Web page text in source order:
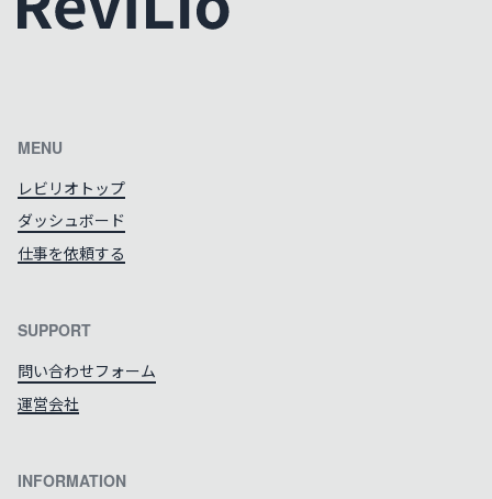
MENU
レビリオトップ
ダッシュボード
仕事を依頼する
SUPPORT
問い合わせフォーム
運営会社
INFORMATION